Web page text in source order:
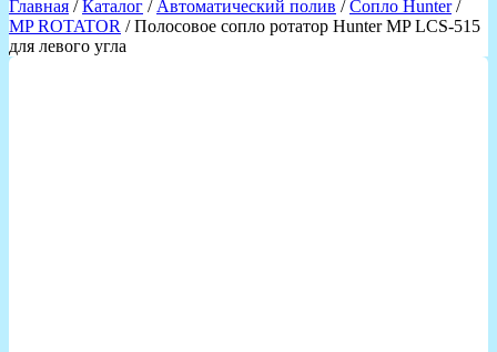
Главная /Каталог / Автоматический полив /Сопло Hunter/
MP ROTATOR / Полосовое сопло ротатор Hunter MP LCS-515
для левого угла